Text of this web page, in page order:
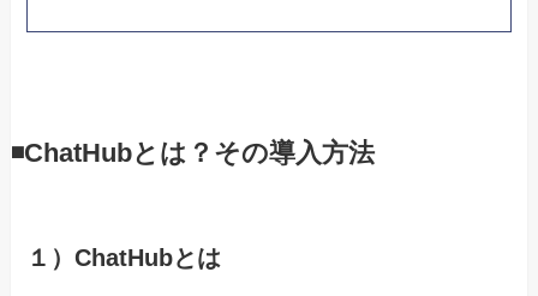
◾️ChatHubとは？その導入方法
１）ChatHubとは